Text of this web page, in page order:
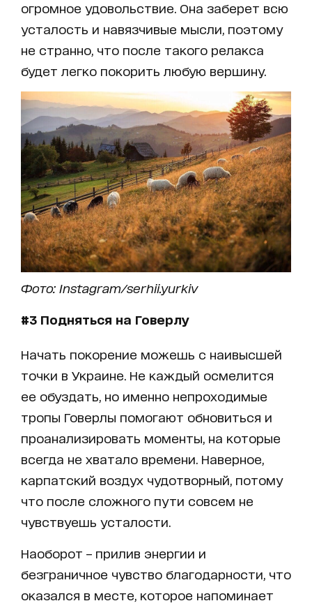
огромное удовольствие. Она заберет всю
усталость и навязчивые мысли, поэтому
не странно, что после такого релакса
будет легко покорить любую вершину.
Фото: Instagram/serhii.yurkiv
#3 Подняться на Говерлу
Начать покорение можешь с наивысшей
точки в Украине. Не каждый осмелится
ее обуздать, но именно непроходимые
тропы Говерлы помогают обновиться и
проанализировать моменты, на которые
всегда не хватало времени. Наверное,
карпатский воздух чудотворный, потому
что после сложного пути совсем не
чувствуешь усталости.
Наоборот – прилив энергии и
безграничное чувство благодарности, что
оказался в месте, которое напоминает